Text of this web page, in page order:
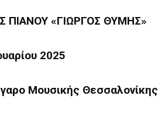
ΠΙΑΝΟΥ «ΓΙΩΡΓΟΣ ΘΥΜΗΣ»
2025
Μουσικής Θεσσαλονίκης